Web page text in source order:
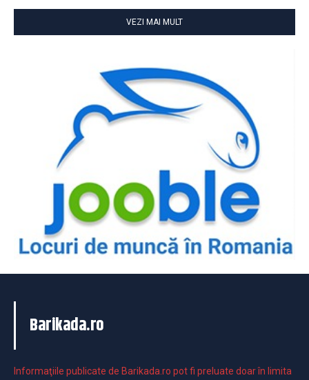
VEZI MAI MULT
Barikada.ro
Informaţiile publicate de Barikada.ro pot fi preluate doar în limita